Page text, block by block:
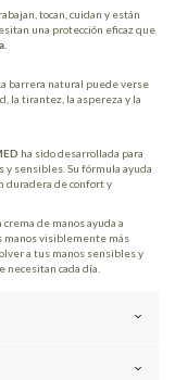
tocan, cuidan y están
una protección eficaz que
barrera natural puede verse
la tirantez, la aspereza y la
ha sido desarrollada para
y sensibles. Su fórmula ayuda
duradera de confort y
crema de manos ayuda a
manos visiblemente más
a tus manos sensibles y
cada día.